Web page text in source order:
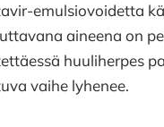
emulsiovoidetta
aineena on
huuliherpes
vaihe lyhenee.